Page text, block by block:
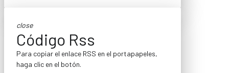
close
Código Rss
Para copiar el enlace RSS en el portapapeles,
haga clic en el botón.